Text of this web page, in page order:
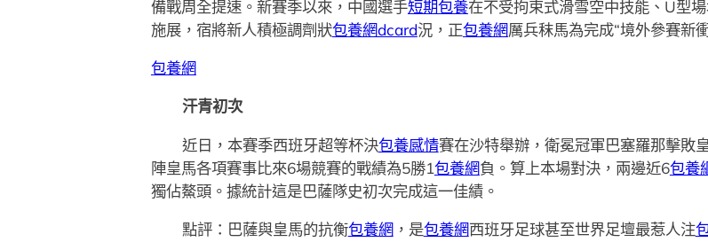
備戰周全提速。新賽季以來，中國選手短期包養在不受拘束式滑雪空中技能、U型
施展，宿將新人積極調劑狀包養網dcard況，正包養網厲兵秣馬為完成“境外參賽新
包養網
汗青初次
近日，本賽季西班牙超等杯決包養感情賽在沙特舉辦，衛冕冠軍巴塞羅那擊敗
陣皇馬各項賽事比來6場競賽的戰績為5勝1包養網負。算上本場對決，兩邊近6包養
獨佔鰲頭。據統計這是巴薩隊史初次完成這一佳績。
點評：巴薩與皇馬的抗衡包養網 ，是包養網西班牙足球甚至世界足壇最惹人注